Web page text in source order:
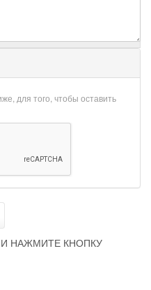
для того, чтобы оставить
НАЖМИТЕ КНОПКУ